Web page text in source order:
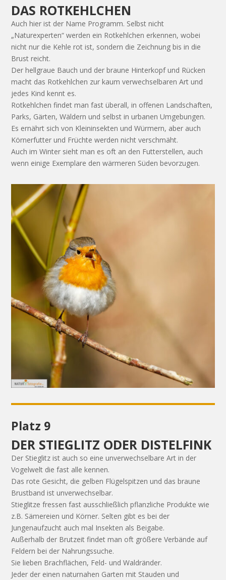
DAS ROTKEHLCHEN
Auch hier ist der Name Programm. Selbst nicht
„Naturexperten“ werden ein Rotkehlchen erkennen, wobei
nicht nur die Kehle rot ist, sondern die Zeichnung bis in die
Brust reicht.
Der hellgraue Bauch und der braune Hinterkopf und Rücken
macht das Rotkehlchen zur kaum verwechselbaren Art und
jedes Kind kennt es.
Rotkehlchen findet man fast überall, in offenen Landschaften,
Parks, Gärten, Wäldern und selbst in urbanen Umgebungen.
Es ernährt sich von Kleininsekten und Würmern, aber auch
Körnerfutter und Früchte werden nicht verschmäht.
Auch im Winter sieht man es oft an den Futterstellen, auch
wenn einige Exemplare den wärmeren Süden bevorzugen.
Platz 9
DER STIEGLITZ ODER DISTELFINK
Der Stieglitz ist auch so eine unverwechselbare Art in der
Vogelwelt die fast alle kennen.
Das rote Gesicht, die gelben Flügelspitzen und das braune
Brustband ist unverwechselbar.
Stieglitze fressen fast ausschließlich pflanzliche Produkte wie
z.B. Sämereien und Körner. Selten gibt es bei der
Jungenaufzucht auch mal Insekten als Beigabe.
Außerhalb der Brutzeit findet man oft größere Verbände auf
Feldern bei der Nahrungssuche.
Sie lieben Brachflächen, Feld- und Waldränder.
Jeder der einen naturnahen Garten mit Stauden und